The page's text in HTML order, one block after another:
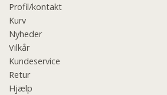
Profil/kontakt
Kurv
Nyheder
Vilkår
Kundeservice
Retur
Hjælp